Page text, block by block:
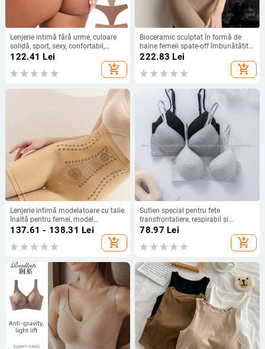
Lenjerie intimă fără urme, culoare
solidă, sport, sexy, confortabil,
respirabil, cu șir G, imprimată, din
mătase glacială, pachet de 8 buc.
122.41 Lei
add_shopping_cart
Bioceramic sculptat în formă de
haine femeii spate-off îmbunătățit
în formă de toamnă și iarnă
traceless no-wear sutien vestă
termică
222.83 Lei
add_shopping_cart
Lenjerie intimă modelatoare cu talie
înaltă pentru femei, model
geometric european și american,
Dropshipping transfrontalier
137.61 - 138.31 Lei
add_shopping_cart
Sutien special pentru fete
transfrontaliere, respirabil și
confortabil, lenjerie intimă din
bumbac neted, cu inel de oțel
strâns, anti-lăsare
78.97 Lei
add_shopping_cart